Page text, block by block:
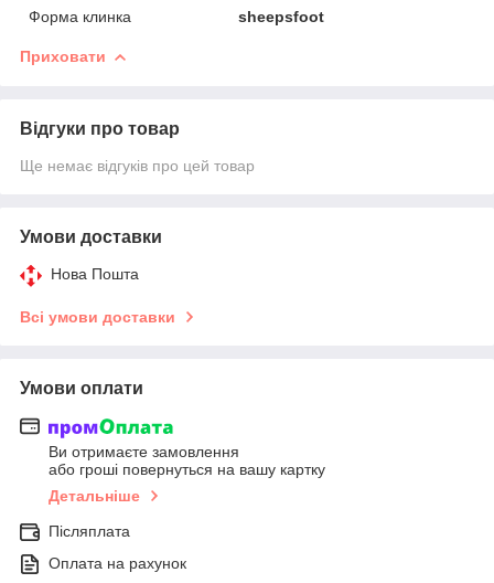
Форма клинка
sheepsfoot
Приховати
Відгуки про товар
Ще немає відгуків про цей товар
Умови доставки
Нова Пошта
Всі умови доставки
Умови оплати
Ви отримаєте замовлення
або гроші повернуться на вашу картку
Детальніше
Післяплата
Оплата на рахунок